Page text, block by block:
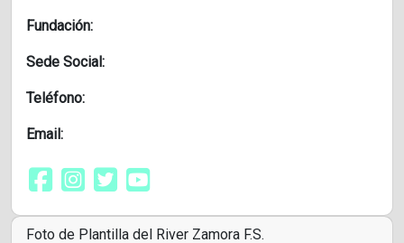
Fundación:
Sede Social:
Teléfono:
Email:
Foto de Plantilla del River Zamora F.S.